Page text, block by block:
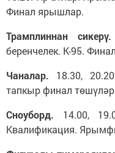
Финал ярышлар.
Трамплиннан сикерү.
беренчелек. К-95.
Чаналар. 18.30,
тапкыр финал
Сноуборд. 14.00,
Квалификация.